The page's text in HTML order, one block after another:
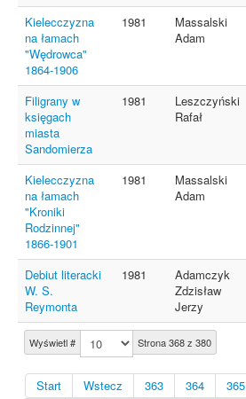
Wyświetl # Strona 368 z 380
Start Wstecz 363 364 365
Kielecczyzna
na łamach
"Wędrowca"
1864-1906
1981
Massalski
Adam
Filigrany w
księgach
miasta
Sandomierza
1981
Leszczyński
Rafał
Kielecczyzna
na łamach
"Kroniki
Rodzinnej"
1866-1901
1981
Massalski
Adam
Debiut literacki
W. S.
Reymonta
1981
Adamczyk
Zdzisław
Jerzy